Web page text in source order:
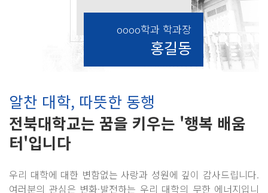
oooo학과 학과장
홍길동
알찬 대학, 따뜻한 동행
전북대학교는 꿈을 키우는 '행복 배움
터'입니다
우리 대학에 대한 변함없는 사랑과 성원에 깊이 감사드립니다.
여러분의 관심은 변화·발전하는 우리 대학의 무한 에너지입니